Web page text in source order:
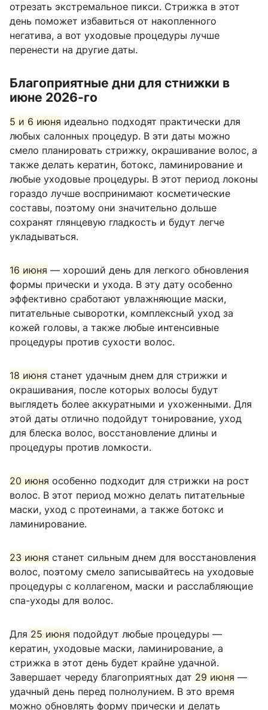
отрезать экстремальное пикси. Стрижка в этот
день поможет избавиться от накопленного
негатива, а вот уходовые процедуры лучше
перенести на другие даты.
Благоприятные дни для стнижки в
июне 2026-го
5 и 6 июня идеально подходят практически для
любых салонных процедур. В эти даты можно
смело планировать стрижку, окрашивание волос, а
также делать кератин, ботокс, ламинирование и
любые уходовые процедуры. В этот период локоны
гораздо лучше воспринимают косметические
составы, поэтому они значительно дольше
сохранят глянцевую гладкость и будут легче
укладываться.
16 июня — хороший день для легкого обновления
формы прически и ухода. В эту дату особенно
эффективно сработают увлажняющие маски,
питательные сыворотки, комплексный уход за
кожей головы, а также любые интенсивные
процедуры против сухости волос.
18 июня станет удачным днем для стрижки и
окрашивания, после которых волосы будут
выглядеть более аккуратными и ухоженными. Для
этой даты отлично подойдут тонирование, уход
для блеска волос, восстановление длины и
процедуры против ломкости.
20 июня особенно подходит для стрижки на рост
волос. В этот период можно делать питательные
маски, уход с протеинами, а также ботокс и
ламинирование.
23 июня станет сильным днем для восстановления
волос, поэтому смело записывайтесь на уходовые
процедуры с коллагеном, маски и расслабляющие
спа-уходы для волос.
Для 25 июня подойдут любые процедуры —
кератин, уходовые маски, ламинирование, а
стрижка в этот день будет крайне удачной.
Завершает череду благоприятных дат 29 июня —
удачный день перед полнолунием. В это время
можно обновлять форму прически и делать